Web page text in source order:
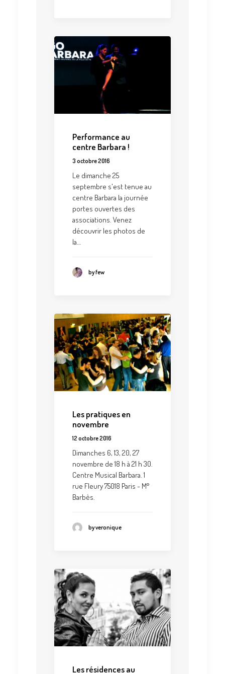
Performance au
centre Barbara !
3 octobre 2016
Le dimanche 25
septembre s'est tenue au
centre Barbara la journée
portes ouvertes des
associations. Venez
découvrir les photos de
la…
by few
Les pratiques en
novembre
12 octobre 2016
Dimanches 6, 13, 20, 27
novembre de 18 h à 21 h 30.
Centre Musical Barbara. 1
rue Fleury 75018 Paris - M°
Barbès.
by veronique
Les résidences au